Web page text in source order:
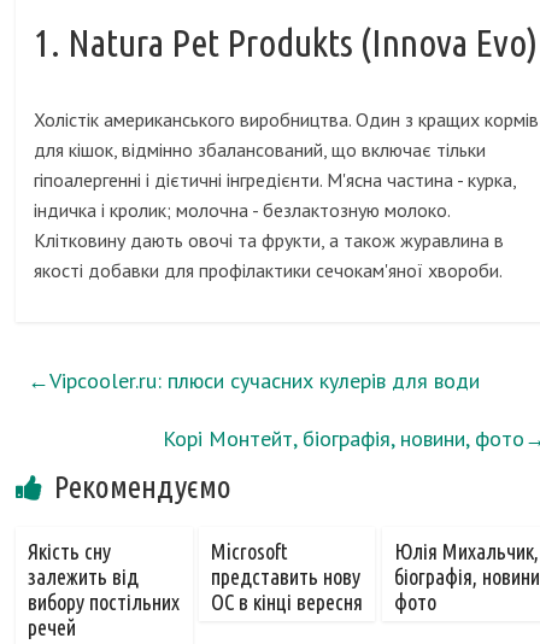
1. Natura Pet Produkts (Innova Evo)
Холістік американського виробництва. Один з кращих кормів
для кішок, відмінно збалансований, що включає тільки
гіпоалергенні і дієтичні інгредієнти. М'ясна частина - курка,
індичка і кролик; молочна - безлактозную молоко.
Клітковину дають овочі та фрукти, а також журавлина в
якості добавки для профілактики сечокам'яної хвороби.
←Vipcooler.ru: плюси сучасних кулерів для води
Корі Монтейт, біографія, новини, фото
Рекомендуємо
Якість сну
залежить від
вибору постільних
речей
Microsoft
представить нову
ОС в кінці вересня
Юлія Михальчик,
біографія,
фото